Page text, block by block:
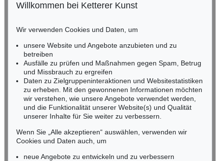
HESSEN
Miriam Heß
Tel.: +49 (0)62 21 58 80-038
Fax: +49 (0)62 21 58 80-595
infoheidelberg@kettererkunst.de
NORDDEUTSCHLAND
Nico Kassel, M.A.
Mobil: +49 (0)171 8618661
n.kassel@kettererkunst.de
Willkommen bei Ketterer Kunst
Wir verwenden Cookies und Daten, um
unsere Website und Angebote anzubieten und zu
betreiben
Ausfälle zu prüfen und Maßnahmen gegen Spam, Betrug
und Missbrauch zu ergreifen
Daten zu Zielgruppeninteraktionen und Websitestatistiken
zu erheben. Mit den gewonnenen Informationen möchten
wir verstehen, wie unsere Angebote verwendet werden,
und die Funktionalität unserer Website(s) und Qualität
unserer Inhalte für Sie weiter zu verbessern.
Wenn Sie „Alle akzeptieren“ auswählen, verwenden wir
Cookies und Daten auch, um
neue Angebote zu entwickeln und zu verbessern